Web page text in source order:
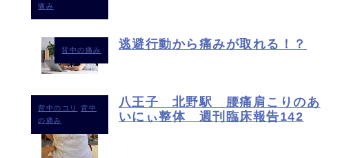
痛み
背中の痛み 逃避行動から痛みが取れる！？
背中のコリ
背中
の痛み
八王子 北野駅 腰痛肩こりのあ
いにぃ整体 週刊臨床報告142